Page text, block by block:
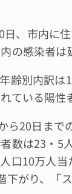
日、市内に
の感染者は
齢別内訳は
ている陽性
ら20日まで
数は23・5
口10万人
がり、「